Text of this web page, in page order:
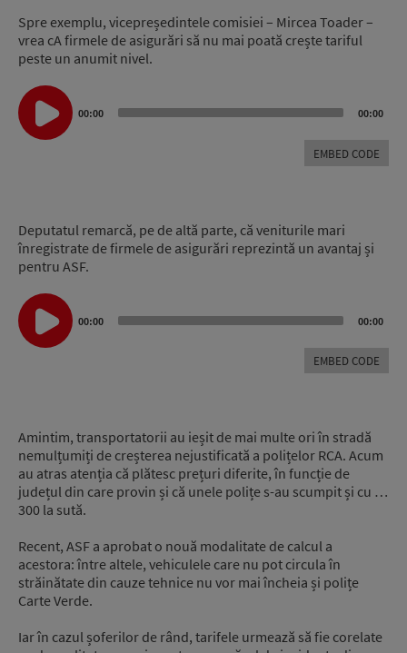
Spre exemplu, vicepreședintele comisiei – Mircea Toader –
vrea cA firmele de asigurări să nu mai poată crește tariful
peste un anumit nivel.
Audio
Player
00:00 00:00
EMBED CODE
Deputatul remarcă, pe de altă parte, că veniturile mari
înregistrate de firmele de asigurări reprezintă un avantaj și
pentru ASF.
Audio
Player
00:00 00:00
EMBED CODE
Amintim, transportatorii au ieșit de mai multe ori în stradă
nemulțumiți de creșterea nejustificată a polițelor RCA. Acum
au atras atenția că plătesc prețuri diferite, în funcție de
județul din care provin și că unele polițe s-au scumpit și cu …
300 la sută.
Recent, ASF a aprobat o nouă modalitate de calcul a
acestora: între altele, vehiculele care nu pot circula în
străinătate din cauze tehnice nu vor mai încheia și polițe
Carte Verde.
Iar în cazul șoferilor de rând, tarifele urmează să fie corelate